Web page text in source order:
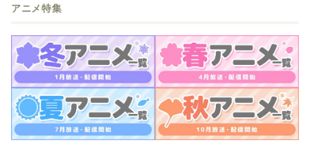
アニメ特集